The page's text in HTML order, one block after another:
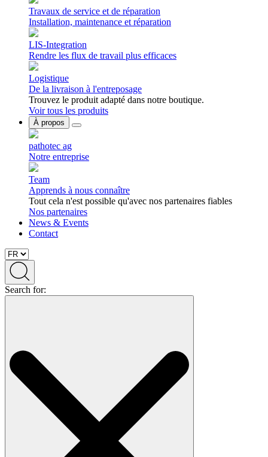
Travaux de service et de réparation
Installation, maintenance et réparation
LIS-Integration
Rendre les flux de travail plus efficaces
Logistique
De la livraison à l'entreposage
Trouvez le produit adapté dans notre boutique.
Voir tous les produits
À propos
pathotec ag
Notre entreprise
Team
Apprends à nous connaître
Tout cela n'est possible qu'avec nos partenaires fiables
Nos partenaires
News & Events
Contact
Search for: